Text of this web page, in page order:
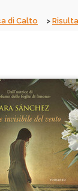
di Calto